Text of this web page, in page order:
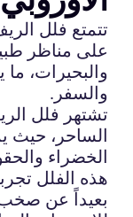
تتمتع فلل
على مناظر
والبحيرات، ما
والسفر.
تشتهر فلل
الساحر، حيث
الخضراء
هذه الفلل
بعيداً عن